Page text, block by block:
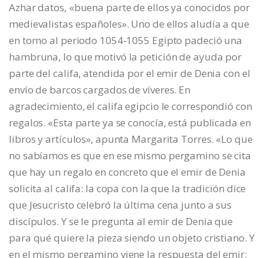
Azhar datos, «buena parte de ellos ya conocidos por
medievalistas españoles». Uno de ellos aludía a que
en torno al periodo 1054-1055 Egipto padeció una
hambruna, lo que motivó la petición de ayuda por
parte del califa, atendida por el emir de Denia con el
envío de barcos cargados de víveres. En
agradecimiento, el califa egipcio le correspondió con
regalos. «Esta parte ya se conocía, está publicada en
libros y artículos», apunta Margarita Torres. «Lo que
no sabíamos es que en ese mismo pergamino se cita
que hay un regalo en concreto que el emir de Denia
solicita al califa: la copa con la que la tradición dice
que Jesucristo celebró la última cena junto a sus
discípulos. Y se le pregunta al emir de Denia que
para qué quiere la pieza siendo un objeto cristiano. Y
en el mismo pergamino viene la respuesta del emir: